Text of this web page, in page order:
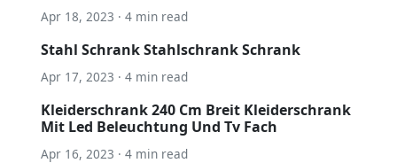
Apr 18, 2023 · 4 min read
Stahl Schrank Stahlschrank Schrank
Apr 17, 2023 · 4 min read
Kleiderschrank 240 Cm Breit Kleiderschrank
Mit Led Beleuchtung Und Tv Fach
Apr 16, 2023 · 4 min read